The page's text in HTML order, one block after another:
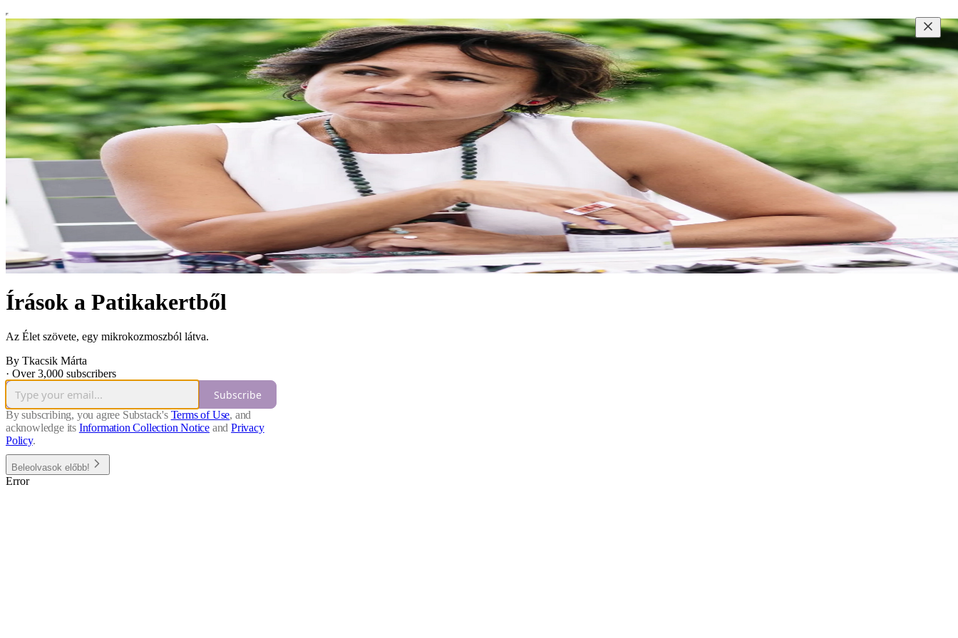
Írások a Patikakertből
Az Élet szövete, egy mikrokozmoszból látva.
By Tkacsik Márta
· Over 3,000 subscribers
Subscribe
By subscribing, you agree Substack's Terms of Use, and
acknowledge its Information Collection Notice and Privacy
Policy.
Beleolvasok előbb!
Error